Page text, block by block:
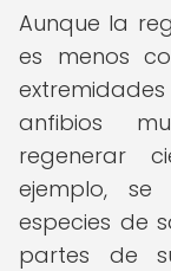
Aunque la
es menos
anfibios
regenerar
ejemplo,
especies de
partes de